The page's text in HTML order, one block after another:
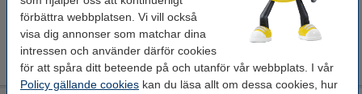
förbättra webbplatsen. Vi vill också
visa dig annonser som matchar dina
intressen och använder därför cookies
för att spåra ditt beteende på och utanför vår webbplats. I vår
Policy gällande cookies kan du läsa allt om dessa cookies, hur
75 kr
Teckningsblock A4 | Büngers | 135g | 40 ark
75 kr